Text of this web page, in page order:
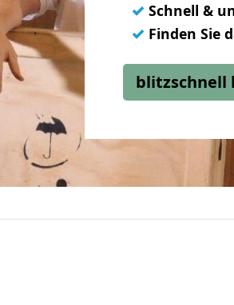
✓ Schnell &
✓ Finden Sie
blitzschnell